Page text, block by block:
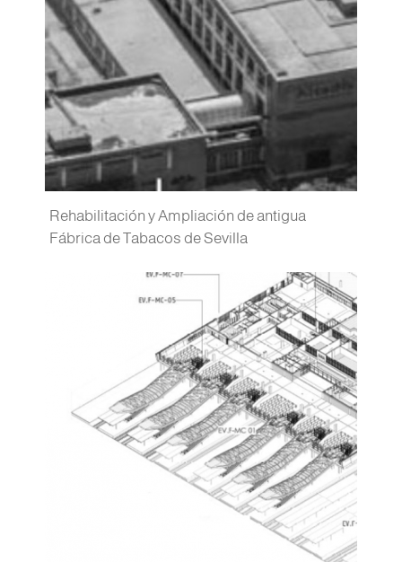
Rehabilitación y Ampliación de antigua
Fábrica de Tabacos de Sevilla